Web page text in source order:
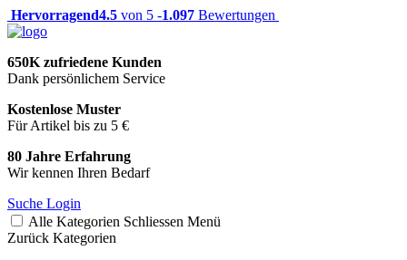
Hervorragend4.5 von 5 -1.097 Bewertungen
650K zufriedene Kunden
Dank persönlichem Service
Kostenlose Muster
Für Artikel bis zu 5 €
80 Jahre Erfahrung
Wir kennen Ihren Bedarf
Suche Login
Alle Kategorien Schliessen Menü
Zurück Kategorien